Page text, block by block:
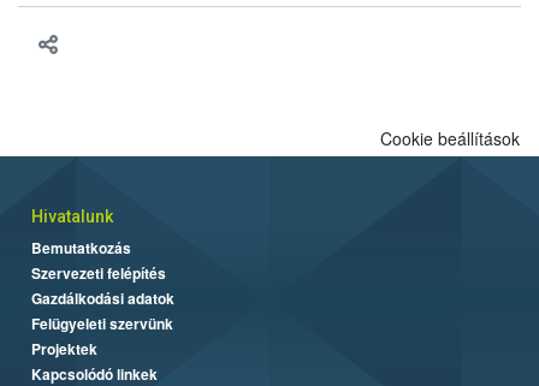
Cookie beállítások
Hivatalunk
Bemutatkozás
Szervezeti felépítés
Gazdálkodási adatok
Felügyeleti szervünk
Projektek
Kapcsolódó linkek